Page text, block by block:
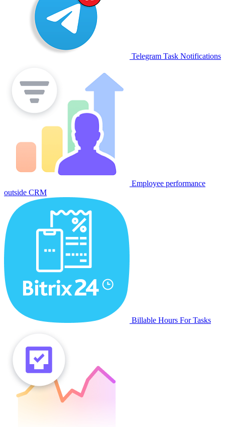
Telegram Task Notifications
Employee performance
outside CRM
Billable Hours For Tasks